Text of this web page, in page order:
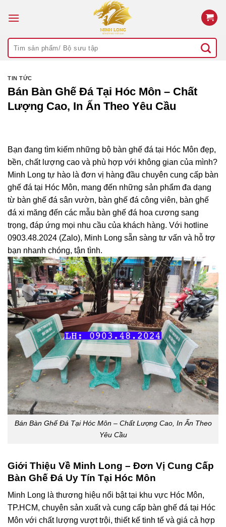
qua
dung
kiếm:
TIN TỨC
Bán Bàn Ghế Đá Tại Hóc Môn – Chất
Lượng Cao, In Ấn Theo Yêu Cầu
Bạn đang tìm kiếm những bộ bàn ghế đá tại Hóc Môn đẹp,
bền, chất lượng cao và phù hợp với không gian của mình?
Minh Long tự hào là đơn vị hàng đầu chuyên cung cấp bàn
ghế đá tại Hóc Môn, mang đến những sản phẩm đa dạng
từ bàn ghế đá sân vườn, bàn ghế đá công viên, bàn ghế
đá xi măng đến các mẫu bàn ghế đá hoa cương sang
trọng, đáp ứng mọi nhu cầu của khách hàng. Với hotline
0903.48.2024 (Zalo), Minh Long sẵn sàng tư vấn và hỗ trợ
bạn nhanh chóng, tận tình.
Bán Bàn Ghế Đá Tại Hóc Môn – Chất Lượng Cao, In Ấn Theo
Yêu Cầu
Giới Thiệu Về Minh Long – Đơn Vị Cung Cấp
Bàn Ghế Đá Uy Tín Tại Hóc Môn
Minh Long là thương hiệu nổi bật tại khu vực Hóc Môn,
TP.HCM, chuyên sản xuất và cung cấp bàn ghế đá tại Hóc
Môn với chất lượng vượt trội, thiết kế tinh tế và giá cả hợp